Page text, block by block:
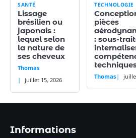
SANTÉ
Lissage
brésilien ou
japonais :
lequel selon
la nature de
ses cheveux
Thomas
juillet 15, 2026
TECHNOLOGIE
pièces
: sous-
Thomas
Informations